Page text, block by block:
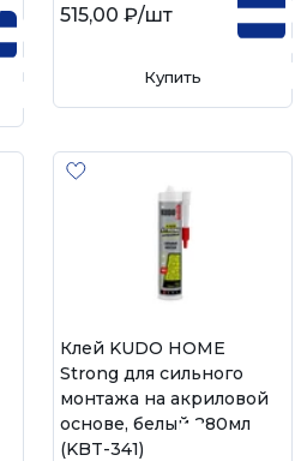
515,00 ₽/шт
Купить
Клей KUDO HOME
Strong для сильного
монтажа на акриловой
основе, белый 280мл
(KBT-341)